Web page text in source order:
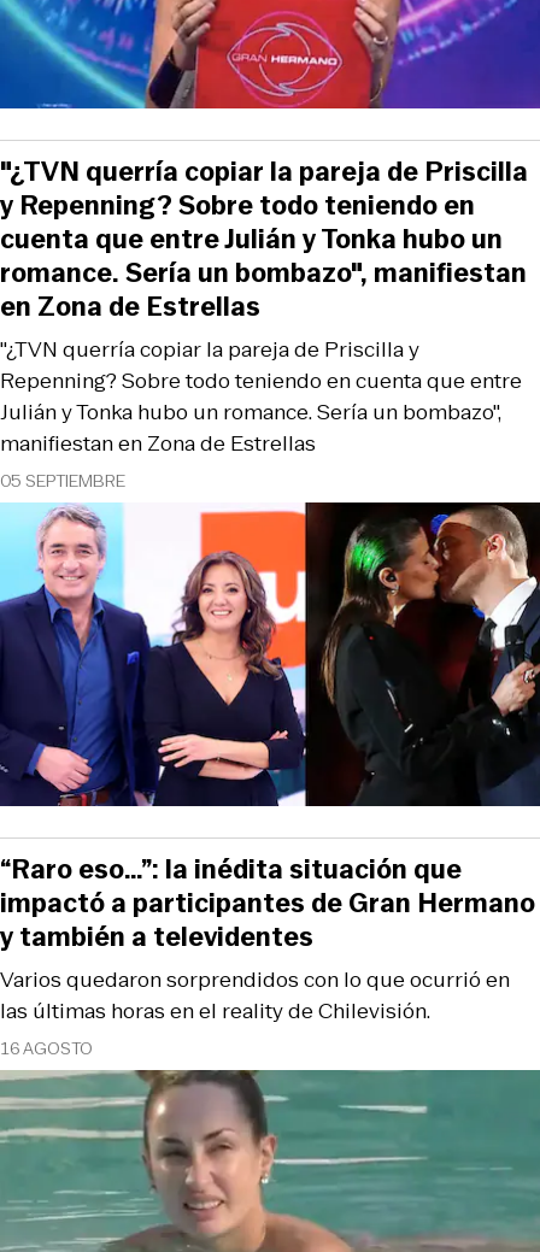
05 SEPTIEMBRE
"¿TVN querría copiar la pareja de Priscilla y
Repenning? Sobre todo teniendo en cuenta que entre
Julián y Tonka hubo un romance. Sería un bombazo",
manifiestan en Zona de Estrellas
"¿TVN querría copiar la pareja de Priscilla
y Repenning? Sobre todo teniendo en
cuenta que entre Julián y Tonka hubo un
romance. Sería un bombazo", manifiestan
en Zona de Estrellas
16 AGOSTO
Varios quedaron sorprendidos con lo que ocurrió en
las últimas horas en el reality de Chilevisión.
“Raro eso…”: la inédita situación que
impactó a participantes de Gran Hermano
y también a televidentes